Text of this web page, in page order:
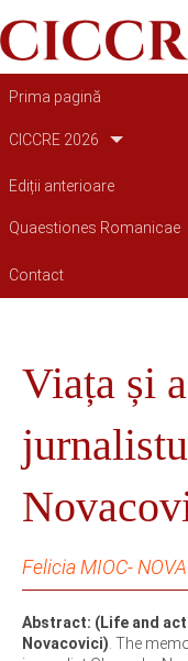
Main navigation
Prima pagină
CICCRE 2026
Ediții anterioare
Quaestiones Romanicae
Contact
Viața și
Felicia MIOC-
Abstract: (Life and
Novacovici) . The